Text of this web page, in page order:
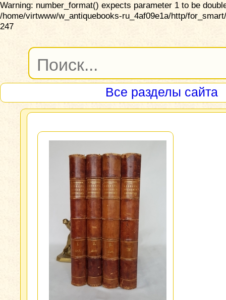
Warning: number_format() expects parameter 1 to be
/home/virtwww/w_antiquebooks-ru_4af09e1a/http/
247
Все разделы сайта